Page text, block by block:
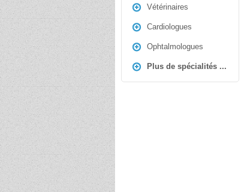
Vétérinaires
Cardiologues
Ophtalmologues
Plus de spécialités ...